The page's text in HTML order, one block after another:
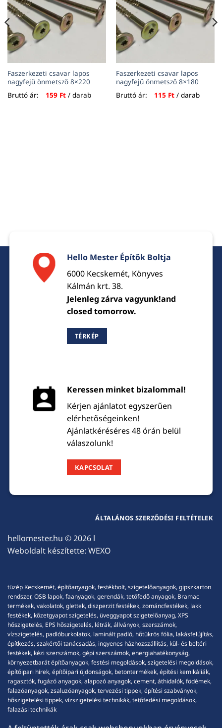
Faszerkezeti csavar lapos
nagyfejű önmetsző 8×220
Bruttó ár:
159 Ft/ darab
Faszerkezeti csavar lapos
nagyfejű önmetsző 8×180
Bruttó ár:
115 Ft/ darab
Hello Mester Építők Boltja
6000 Kecskemét, Könyves
Kálmán krt. 38.
Jelenleg zárva vagyunk!and
closed tomorrow.
TÉRKÉP
Keressen minket bizalommal!
Kérjen ajánlatot egyszerűen
elérhetőségeinken!
Ajánlatkéréséres 48 órán belül
válaszolunk!
KAPCSOLAT
hellomester.hu © 2026 l
Weboldalt készítette: WEXO
ÁLTALÁNOS SZERZŐDÉSI FELTÉTELEK
tüzép Kecskemét, építőanyagok, festékbolt, szigetelőanyagok, gipszkarton
rendszer, OSB lapok, faanyagok, gerendák, tetőfedő anyagok, Bramac
termékek, vakolatok, glettek, diszperzit festékek, zománcfestékek, lakk
festékek, kőzetgyapot szigetelés, üveggyapot szigetelőanyag, XPS
hőszigetelés, EPS hőszigetelés, létrák, állványok, szerszámok,
vízszigetelés, padlóburkolatok, laminált padló, hőtükrös fólia, lakásfelújítás,
építkezés, szakértői tanácsadás, ingyenes házhozszállítás, kül- és beltéri
festékek, kézi szerszámok, gépi szerszámok, energiahatékonyság,
környezetbarát építőanyagok, festési megoldások, szigetelési megoldások,
építőipari hírek, építőipari újdonságok, betontermékek, építési kemikáliák,
ragasztók, fugázó anyagok, alapozó anyagok, cement, áthidalók, födémek,
falazóanyagok, zsaluzóanyagok, tervezési tippek, építési szabványok,
hőszigetelési tippek, vízszigetelési technikák, tetőfedési megoldások,
falazási technikák